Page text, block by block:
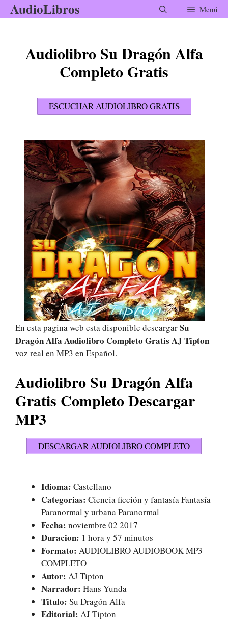
Saltar
al
AudioLibros Menú
Audiolibro Su Dragón Alfa
Completo Gratis
ESCUCHAR AUDIOLIBRO GRATIS
En esta pagina web esta disponible descargarSu
Dragón Alfa Audiolibro Completo Gratis AJ Tipton
voz real en MP3 en Español.
Audiolibro Su Dragón Alfa
Gratis Completo Descargar
MP3
DESCARGAR AUDIOLIBRO COMPLETO
Idioma: Castellano
Categorias: Ciencia ficción y fantasía Fantasía
Paranormal y urbana Paranormal
Fecha: noviembre 02 2017
Duracion: 1 hora y 57 minutos
Formato: AUDIOLIBRO AUDIOBOOK MP3
COMPLETO
Autor: AJ Tipton
Narrador: Hans Yunda
Titulo: Su Dragón Alfa
Editorial: AJ Tipton